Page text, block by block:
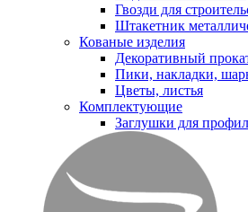
Гвозди для
Штакетник
Кованые изделия
Декоративный
Пики, накладки,
Цветы, листья
Комплектующие
Заглушки для